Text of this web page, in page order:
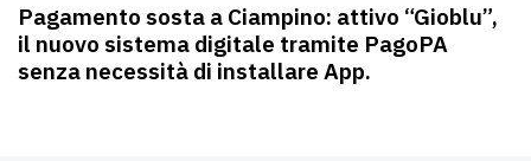
Pagamento sosta a Ciampino: attivo “Gioblu”,
il nuovo sistema digitale tramite PagoPA
senza necessità di installare App.